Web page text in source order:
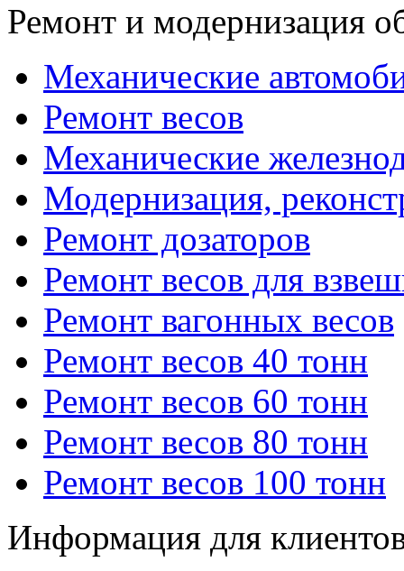
Ремонт и модернизация
Механические
Ремонт весов
Механические
Модернизация,
Ремонт дозаторов
Ремонт весов для
Ремонт вагонных весов
Ремонт весов 40 тонн
Ремонт весов 60 тонн
Ремонт весов 80 тонн
Ремонт весов 100 тонн
Информация для